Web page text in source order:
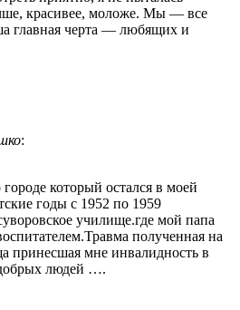
красивее, моложе. Мы — все
главная черта — любящих и
:
который остался в моей
годы с 1952 по 1959
училище.где мой папа
полученная на
принесшая мне инвалидность в
людей ….